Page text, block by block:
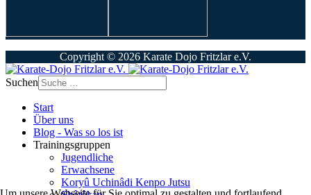
Copyright © 2026 Karate Dojo Fritzlar e.V.
Suchen
Start
Über uns
Blog - Was so los ist
Trainingsgruppen
Jugendliche
Erwachsene
Koryû Uchinâdi Kenpo Jutsu